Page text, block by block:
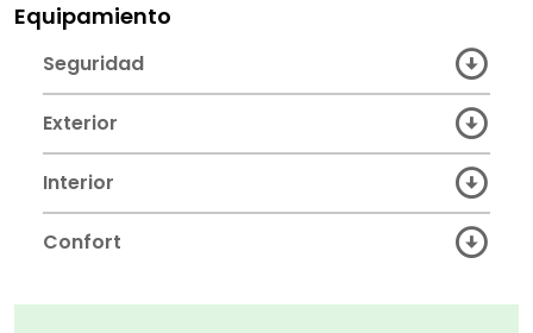
Equipamiento
Seguridad
Exterior
Interior
Confort